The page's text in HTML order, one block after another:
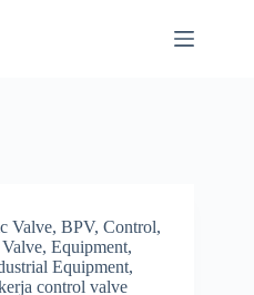
Valve, BPV, Control,
, Equipment,
Equipment,
control valve